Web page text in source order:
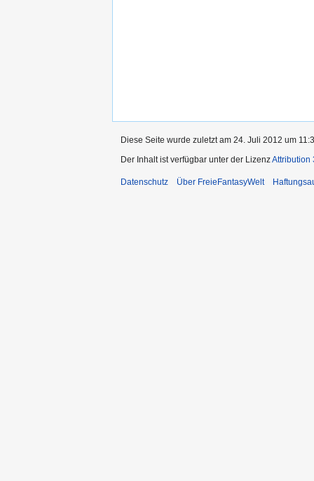
Diese Seite wurde zuletzt am 24. Juli 2012 um
Der Inhalt ist verfügbar unter der LizenzAttribution
Datenschutz Über FreieFantasyWelt